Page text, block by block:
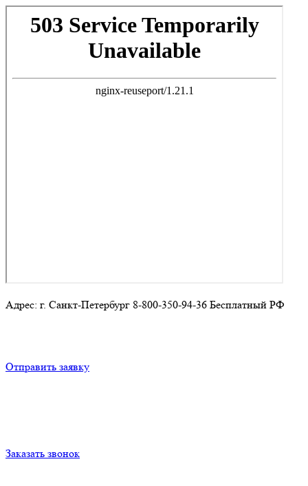
Адрес: г. Санкт-Петербург 8-800-350-94-36 Бесплатный РФ
Отправить заявку
Заказать звонок